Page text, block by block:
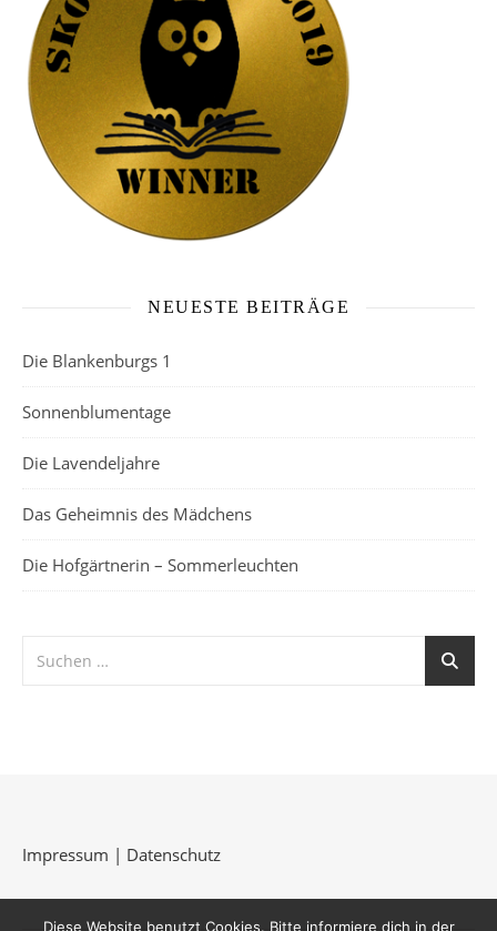
NEUESTE BEITRÄGE
Die Blankenburgs 1
Sonnenblumentage
Die Lavendeljahre
Das Geheimnis des Mädchens
Die Hofgärtnerin – Sommerleuchten
Impressum | Datenschutz
Diese Website benutzt Cookies. Bitte informiere dich in der